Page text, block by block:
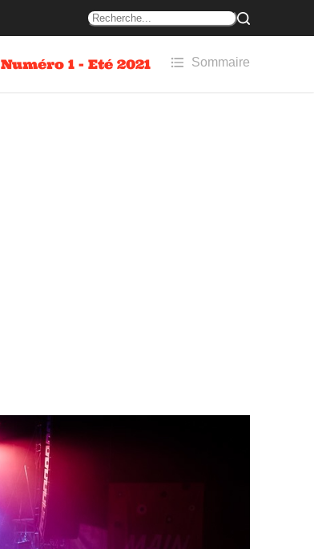
Numéro 1 - Eté 2021 Sommaire